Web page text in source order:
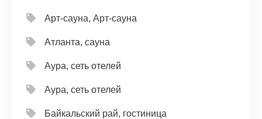
Арт-сауна, Арт-сауна
Атланта, сауна
Аура, сеть отелей
Аура, сеть отелей
Байкальский рай, гостиница